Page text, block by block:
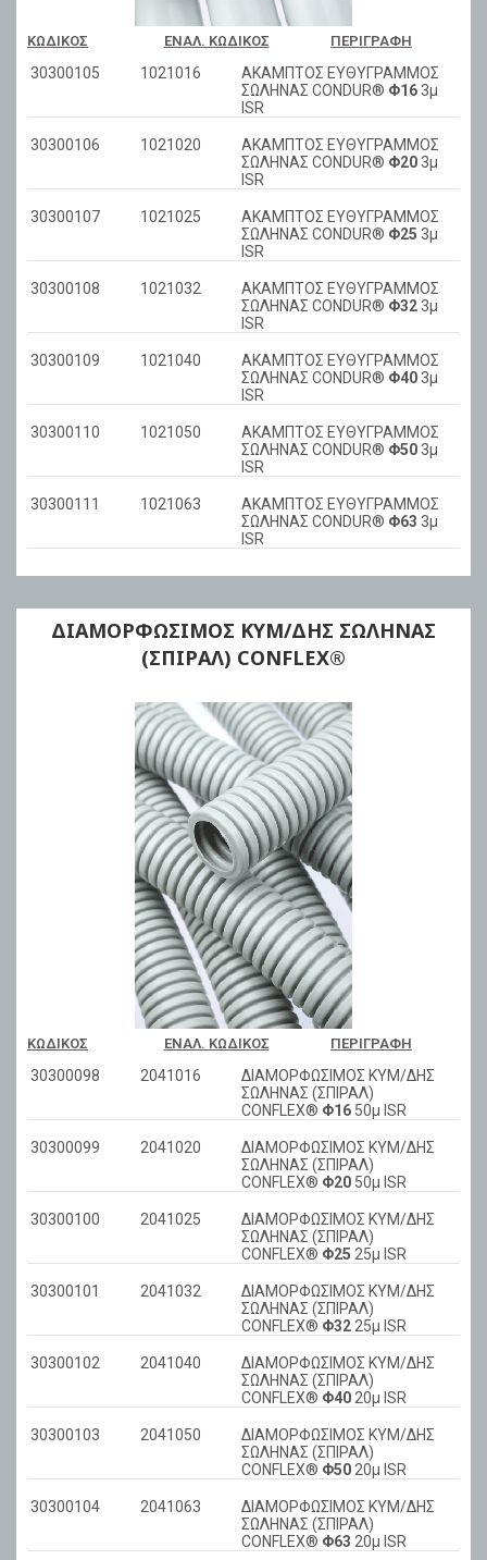
ΚΩΔΙΚΌΣ ΕΝΑΛ. ΚΩΔΙΚΌΣ ΠΕΡΙΓΡΑΦΉ
30300105 1021016
AKAMΠΤΟΣ ΕΥΘΥΓΡΑΜΜΟΣ
ΣΩΛΗΝΑΣ CONDUR® Φ163μ
ISR
30300106 1021020
AKAMΠΤΟΣ ΕΥΘΥΓΡΑΜΜΟΣ
ΣΩΛΗΝΑΣ CONDUR® Φ203μ
ISR
30300107 1021025
AKAMΠΤΟΣ ΕΥΘΥΓΡΑΜΜΟΣ
ΣΩΛΗΝΑΣ CONDUR® Φ25 3μ
ISR
30300108 1021032
AKAMΠΤΟΣ ΕΥΘΥΓΡΑΜΜΟΣ
ΣΩΛΗΝΑΣ CONDUR® Φ323μ
ISR
30300109 1021040
AKAMΠΤΟΣ ΕΥΘΥΓΡΑΜΜΟΣ
ΣΩΛΗΝΑΣ CONDUR® Φ403μ
ISR
30300110 1021050
AKAMΠΤΟΣ ΕΥΘΥΓΡΑΜΜΟΣ
ΣΩΛΗΝΑΣ CONDUR® Φ503μ
ISR
30300111 1021063
AKAMΠΤΟΣ ΕΥΘΥΓΡΑΜΜΟΣ
ΣΩΛΗΝΑΣ CONDUR® Φ63 3μ
ISR
ΔΙΑΜΟΡΦΩΣΙΜΟΣ ΚΥΜ/ΔΗΣ ΣΩΛΗΝΑΣ
(ΣΠΙΡΑΛ) CONFLEX®
ΚΩΔΙΚΌΣ ΕΝΑΛ. ΚΩΔΙΚΌΣ ΠΕΡΙΓΡΑΦΉ
30300098 2041016
ΔΙΑΜΟΡΦΩΣΙΜΟΣ ΚΥΜ/ΔΗΣ
ΣΩΛΗΝΑΣ (ΣΠΙΡΑΛ)
CONFLEX® Φ16 50μ ISR
30300099 2041020
ΔΙΑΜΟΡΦΩΣΙΜΟΣ ΚΥΜ/ΔΗΣ
ΣΩΛΗΝΑΣ (ΣΠΙΡΑΛ)
CONFLEX® Φ20 50μ ISR
30300100 2041025
ΔΙΑΜΟΡΦΩΣΙΜΟΣ ΚΥΜ/ΔΗΣ
ΣΩΛΗΝΑΣ (ΣΠΙΡΑΛ)
CONFLEX® Φ25 25μ ISR
30300101 2041032
ΔΙΑΜΟΡΦΩΣΙΜΟΣ ΚΥΜ/ΔΗΣ
ΣΩΛΗΝΑΣ (ΣΠΙΡΑΛ)
CONFLEX® Φ3225μ ISR
30300102 2041040
ΔΙΑΜΟΡΦΩΣΙΜΟΣ ΚΥΜ/ΔΗΣ
ΣΩΛΗΝΑΣ (ΣΠΙΡΑΛ)
CONFLEX® Φ4020μ ISR
30300103 2041050
ΔΙΑΜΟΡΦΩΣΙΜΟΣ ΚΥΜ/ΔΗΣ
ΣΩΛΗΝΑΣ (ΣΠΙΡΑΛ)
CONFLEX® Φ5020μ ISR
30300104 2041063
ΔΙΑΜΟΡΦΩΣΙΜΟΣ ΚΥΜ/ΔΗΣ
ΣΩΛΗΝΑΣ (ΣΠΙΡΑΛ)
CONFLEX® Φ63 20μ ISR